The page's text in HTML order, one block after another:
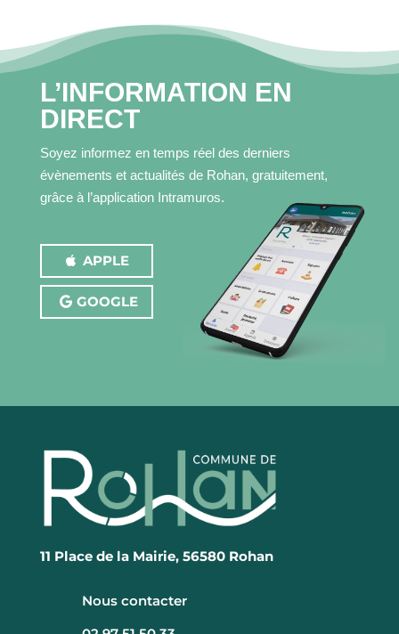
MON
QUOTIDIEN
MES
LOISIRS
MES
DÉMARCHES
CONTACT
L’INFORMATION EN
DIRECT
Soyez informez en temps réel des derniers
évènements et actualités de Rohan, gratuitement,
grâce à l’application Intramuros.
APPLE
GOOGLE
11 Place de la Mairie, 56580 Rohan
Nous contacter